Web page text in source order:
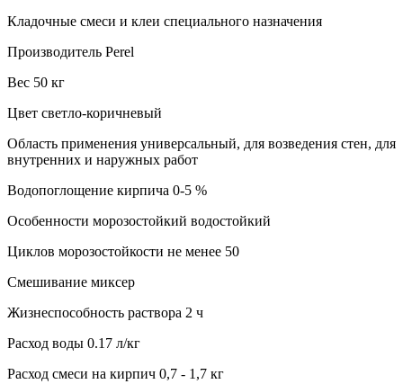
Кладочные смеси и клеи специального назначения
Производитель Perel
Вес 50 кг
Цвет светло-коричневый
Область применения универсальный, для возведения стен, для
внутренних и наружных работ
Водопоглощение кирпича 0-5 %
Особенности морозостойкий водостойкий
Циклов морозостойкости не менее 50
Смешивание миксер
Жизнеспособность раствора 2 ч
Расход воды 0.17 л/кг
Расход смеси на кирпич 0,7 - 1,7 кг